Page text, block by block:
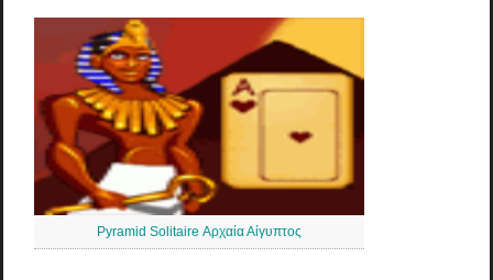
Pyramid Solitaire Αρχαία Αίγυπτος